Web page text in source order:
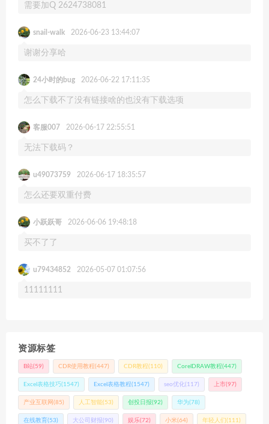
需要加Q 2624738081
snail-walk 2026-06-23 13:44:07
谢谢分享哈
24小时的bug 2026-06-22 17:11:35
怎么下载不了没有链接啥的也没有下载选项
客服007 2026-06-17 22:55:51
无法下载码？
u49073759 2026-06-17 18:35:57
怎么还要双重付费
小跃跃哥 2026-06-06 19:48:18
买不了了
u79434852 2026-05-07 01:07:56
11111111
资源标签
B站(59) CDR使用教程(447) CDR教程(110) CorelDRAW教程(447)
Excel表格技巧(1547) Excel表格教程(1547) seo优化(117) 上市(97)
产业互联网 (85) 人工智能(53) 创投日报(92) 华为(78)
在线教育(53) 大公司财报(90) 娱乐(72) 小米(64) 年轻人们 (111)